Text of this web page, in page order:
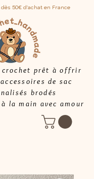
crochet prêt à offrir
de sac
brodés
la main avec amour
50€ d'achat en France